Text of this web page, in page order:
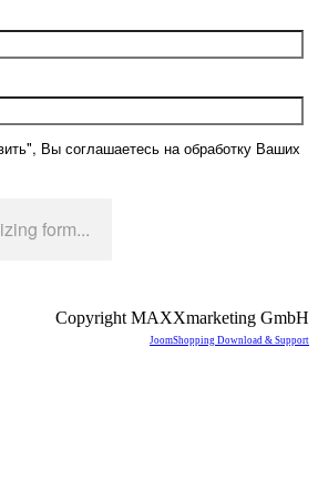
Вы соглашаетесь на обработку Ваших
form...
Copyright MAXXmarketing GmbH
JoomShopping Download & Support